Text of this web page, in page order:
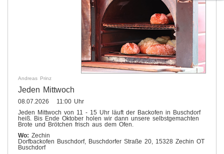
Andreas Prinz
Jeden Mittwoch
08.07.2026 11:00 Uhr
Jeden Mittwoch von 11 - 15 Uhr läuft der Backofen in Buschdorf
heiß. Bis Ende Oktober holen wir dann unsere selbstgemachten
Brote und Brötchen frisch aus dem Ofen.
Wo: Zechin
Dorfbackofen Buschdorf, Buschdorfer Straße 20, 15328 Zechin OT
Buschdorf